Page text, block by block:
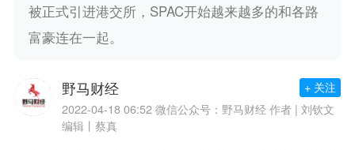
被正式引进港交所，SPAC开始越来越多的和各路
富豪连在一起。
野马财经
2022-04-18 06:52 微信公众号：野马财经 作者 | 刘钦文
编辑丨蔡真
+ 关注